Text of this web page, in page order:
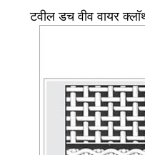
टवील डच वीव वायर